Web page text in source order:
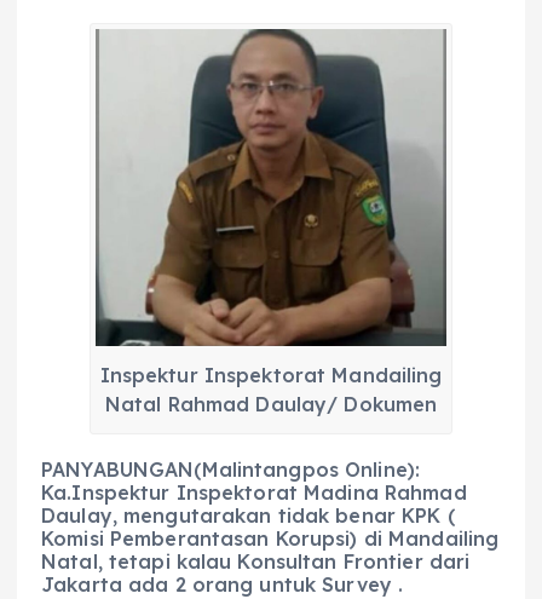
a
k
h el
e
g
r
a
m
e
ss
e
n
g
er
m
ai
l
h
a
re
Inspektur Inspektorat Mandailing
Natal Rahmad Daulay/ Dokumen
PANYABUNGAN(Malintangpos Online):
Ka.Inspektur Inspektorat Madina Rahmad
Daulay, mengutarakan tidak benar KPK (
Komisi Pemberantasan Korupsi) di Mandailing
Natal, tetapi kalau Konsultan Frontier dari
Jakarta ada 2 orang untuk Survey .